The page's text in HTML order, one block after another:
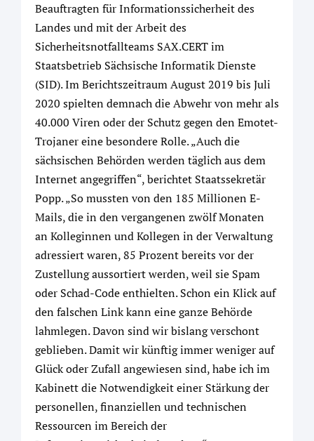
Beauftragten für Informationssicherheit des
Landes und mit der Arbeit des
Sicherheitsnotfallteams SAX.CERT im
Staatsbetrieb Sächsische Informatik Dienste
(SID). Im Berichtszeitraum August 2019 bis Juli
2020 spielten demnach die Abwehr von mehr als
40.000 Viren oder der Schutz gegen den Emotet-
Trojaner eine besondere Rolle. „Auch die
sächsischen Behörden werden täglich aus dem
Internet angegriffen“, berichtet Staatssekretär
Popp. „So mussten von den 185 Millionen E-
Mails, die in den vergangenen zwölf Monaten
an Kolleginnen und Kollegen in der Verwaltung
adressiert waren, 85 Prozent bereits vor der
Zustellung aussortiert werden, weil sie Spam
oder Schad-Code enthielten. Schon ein Klick auf
den falschen Link kann eine ganze Behörde
lahmlegen. Davon sind wir bislang verschont
geblieben. Damit wir künftig immer weniger auf
Glück oder Zufall angewiesen sind, habe ich im
Kabinett die Notwendigkeit einer Stärkung der
personellen, finanziellen und technischen
Ressourcen im Bereich der